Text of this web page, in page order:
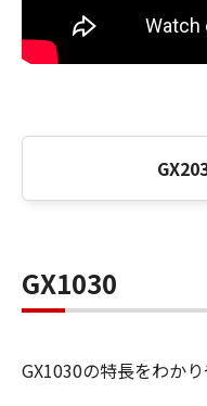
GX1030
GX1030の特長をわかり